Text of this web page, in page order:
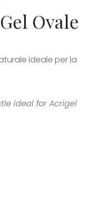
Ovale
ideale per la
ideal for Acrigel